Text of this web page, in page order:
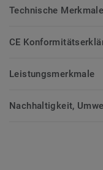
Technische Merkmale
CE
Leistungsmerkmale
Nachhaltigkeit,